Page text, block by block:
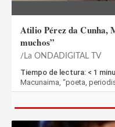
Atilio Pérez da Cunha,
muchos”
La ONDADIGITAL TV
Tiempo de lectura: < 1
Macunaima, “poeta,